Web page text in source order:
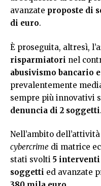
avanzate proposte di
di euro.
È proseguita, altresì,
risparmiatori nel
abusivismo bancario
prevalentemente
sempre più innovativi
denuncia di 2 soggetti.
Nell’ambito
cybercrime di matrice
stati svolti 5 interventi
soggetti ed avanzate